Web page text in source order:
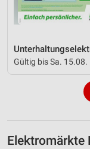
Gültig bis Sa. 15.08.
Elektromärkte